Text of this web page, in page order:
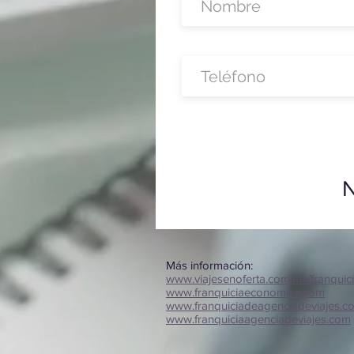
Más información:
www.viajesenoferta.com.mx/
www.franquiciaeconomica.com
www.franquiciaagenciadeviajes.com